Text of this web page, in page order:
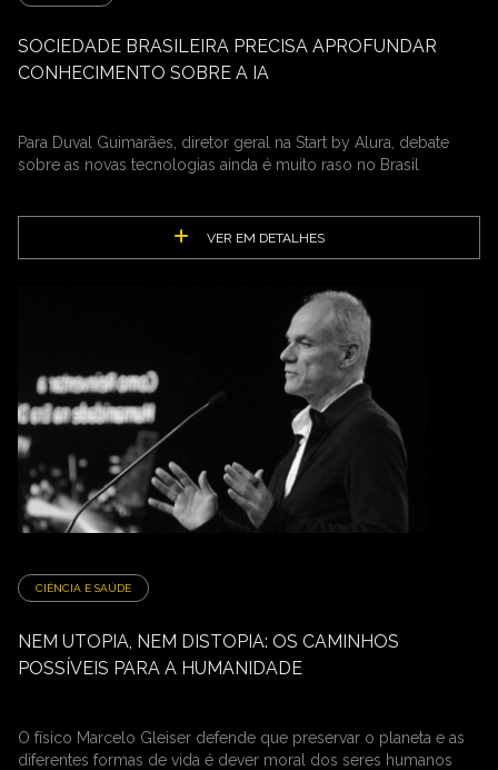
SOCIEDADE BRASILEIRA PRECISA APROFUNDAR
CONHECIMENTO SOBRE A IA
Para Duval Guimarães, diretor geral na Start by Alura, debate
sobre as novas tecnologias ainda é muito raso no Brasil
VER EM DETALHES
CIÊNCIA E SAÚDE
NEM UTOPIA, NEM DISTOPIA: OS CAMINHOS
POSSÍVEIS PARA A HUMANIDADE
O físico Marcelo Gleiser defende que preservar o planeta e as
diferentes formas de vida é dever moral dos seres humanos